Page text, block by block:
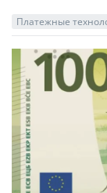
Платежные